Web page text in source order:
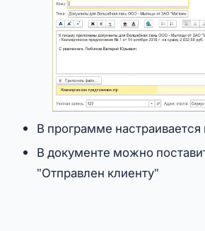
В программе
В документе можно
"Отправлен клиенту"